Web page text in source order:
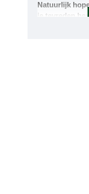
Natuurlijk
je tevreden